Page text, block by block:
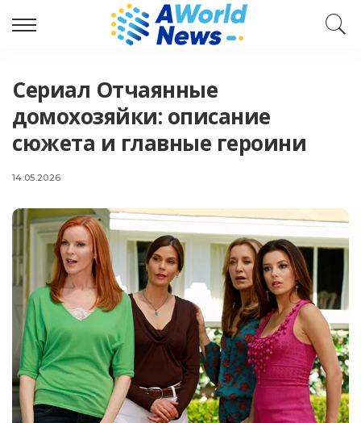
Сериал Отчаянные
домохозяйки: описание
сюжета и главные героини
14.05.2026